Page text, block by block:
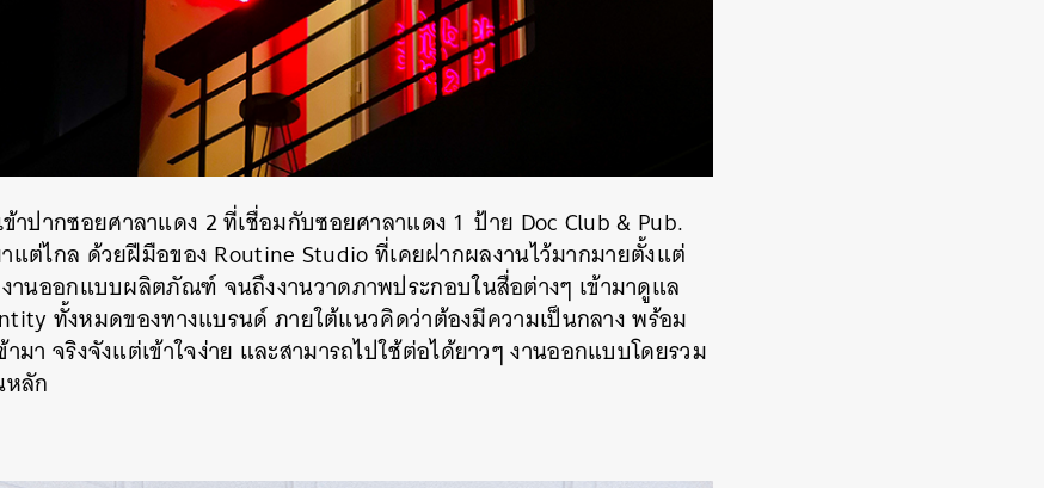
ข้าปากซอยศาลาแดง 2 ที่เชื่อมกับซอยศาลาแดง 1 ป้าย Doc Club & Pub.
แต่ไกล ด้วยฝีมือของ Routine Studio ที่เคยฝากผลงานไว้มากมายตั้งแต่
งานออกแบบผลิตภัณฑ์ จนถึงงานวาดภาพประกอบในสื่อต่างๆ เข้ามาดูแล
ทั้งหมดของทางแบรนด์ ภายใต้แนวคิดว่าต้องมีความเป็นกลาง พร้อม
มา จริงจังแต่เข้าใจง่าย และสามารถไปใช้ต่อได้ยาวๆ งานออกแบบโดยรวม
หลัก
TWEET LINE EMAIL